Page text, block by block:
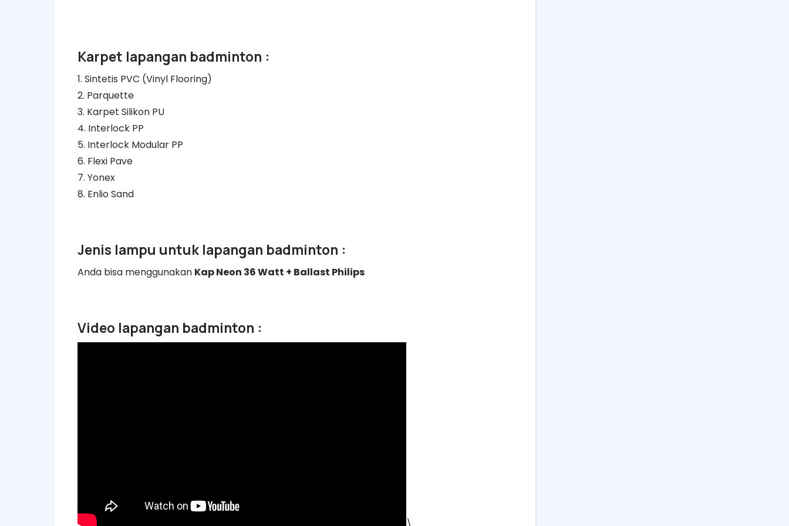
Karpet lapangan badminton :
1. Sintetis PVC (Vinyl Flooring)
2. Parquette
3. Karpet Silikon PU
4. Interlock PP
5. Interlock Modular PP
6. Flexi Pave
7. Yonex
8. Enlio Sand
Jenis lampu untuk lapangan badminton :
Anda bisa menggunakan Kap Neon 36 Watt + Ballast Philips
Video lapangan badminton :